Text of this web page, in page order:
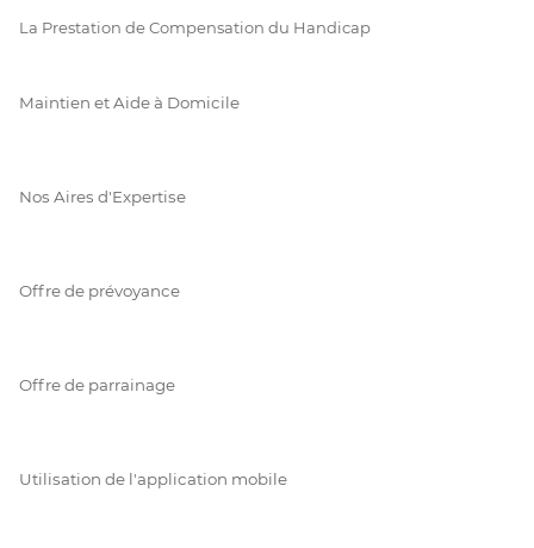
La Prestation de Compensation du Handicap
Maintien et Aide à Domicile
Nos Aires d'Expertise
Offre de prévoyance
Offre de parrainage
Utilisation de l'application mobile